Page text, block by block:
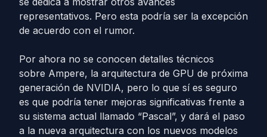
representativos. Pero esta podría ser la excepción
de acuerdo con el rumor.
Por ahora no se conocen detalles técnicos
sobre Ampere, la arquitectura de GPU de próxima
generación de NVIDIA, pero lo que sí es seguro
es que podría tener mejoras significativas frente a
su sistema actual llamado “Pascal”, y dará el paso
a la nueva arquitectura con los nuevos modelos